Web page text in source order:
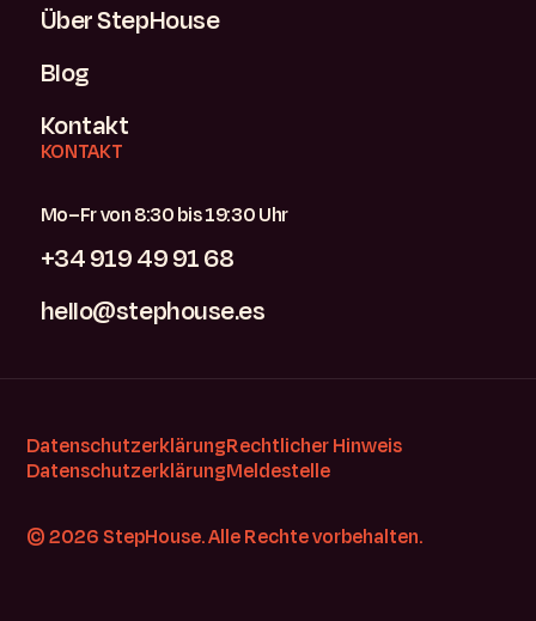
Über StepHouse
Blog
Kontakt
KONTAKT
Mo–Fr von 8:30 bis 19:30 Uhr
+34 919 49 91 68
hello@stephouse.es
DatenschutzerklärungRechtlicher Hinweis
DatenschutzerklärungMeldestelle
© 2026 StepHouse. Alle Rechte vorbehalten.